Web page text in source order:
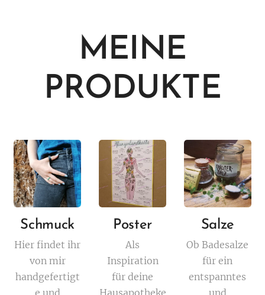
MEINE
PRODUKTE
Schmuck
Hier findet ihr
von mir
handgefertigt
e und
Poster
Als
Inspiration
für deine
Hausapotheke
Salze
Ob Badesalze
für ein
entspanntes
und